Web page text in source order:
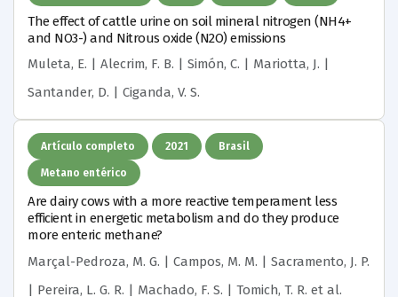
The effect of cattle urine on soil mineral nitrogen (NH4+
and NO3-) and Nitrous oxide (N2O) emissions
Muleta, E. | Alecrim, F. B. | Simón, C. | Mariotta, J. |
Santander, D. | Ciganda, V. S.
Artículo completo 2021 Brasil
Metano entérico
Are dairy cows with a more reactive temperament less
efficient in energetic metabolism and do they produce
more enteric methane?
Marçal-Pedroza, M. G. | Campos, M. M. | Sacramento, J. P.
| Pereira, L. G. R. | Machado, F. S. | Tomich, T. R. et al.